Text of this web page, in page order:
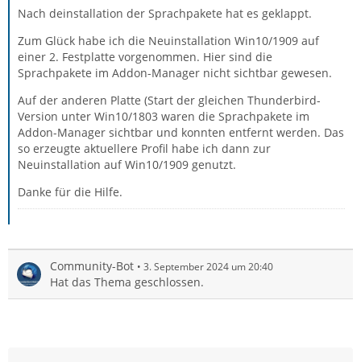
Nach deinstallation der Sprachpakete hat es geklappt.
Zum Glück habe ich die Neuinstallation Win10/1909 auf
einer 2. Festplatte vorgenommen. Hier sind die
Sprachpakete im Addon-Manager nicht sichtbar gewesen.
Auf der anderen Platte (Start der gleichen Thunderbird-
Version unter Win10/1803 waren die Sprachpakete im
Addon-Manager sichtbar und konnten entfernt werden. Das
so erzeugte aktuellere Profil habe ich dann zur
Neuinstallation auf Win10/1909 genutzt.
Danke für die Hilfe.
Community-Bot 3. September 2024 um 20:40
Hat das Thema geschlossen.